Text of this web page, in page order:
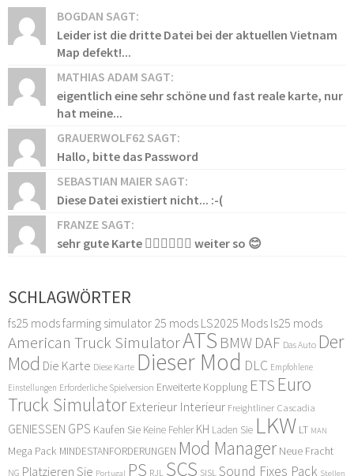
BOGDAN SAGT:
Leider ist die dritte Datei bei der aktuellen Vietnam
Map defekt!...
MATHIAS ADAM SAGT:
eigentlich eine sehr schöne und fast reale karte, nur
hat meine...
GRAUERWOLF62 SAGT:
Hallo, bitte das Password
SEBASTIAN MAIER SAGT:
Diese Datei existiert nicht... :-(
FRANZE SAGT:
sehr gute Karte 👍🏻👍🏻👍🏻 weiter so 😊
SCHLAGWÖRTER
fs25 modsfarming simulator 25 mods LS2025 Mods ls25 mods
American Truck SimulatorATS BMW DAF Das Auto Der
Mod Die Karte Diese Karte Dieser Mod DLC Empfohlene
Einstellungen Erforderliche Spielversion Erweiterte Kopplung ETS Euro
Truck Simulator Exterieur Interieur Freightliner Cascadia
GENIESSEN GPS Kaufen Sie Keine Fehler KH Laden Sie LKW LT MAN
Mega Pack MINDESTANFORDERUNGEN Mod Manager Neue Fracht
NG Platzieren Sie Portugal PS RJL SCS SISLSound Fixes Pack Stellen